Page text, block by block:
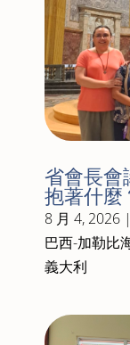
省會長會
抱著什麼
8 月 4, 2026|
巴西-加勒比
義大利